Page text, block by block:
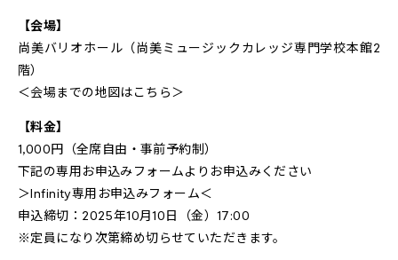
【会場】
尚美バリオホール（尚美ミュージックカレッジ専門学校本館2
階）
＜会場までの地図はこちら＞
【料金】
1,000円（全席自由・事前予約制）
下記の専用お申込みフォームよりお申込みください
＞Infinity専用お申込みフォーム＜
申込締切：2025年10月10日（金）17:00
※定員になり次第締め切らせていただきます。